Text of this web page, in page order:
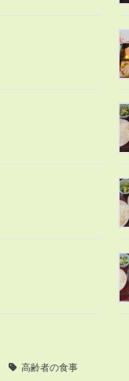
高齢者の食事